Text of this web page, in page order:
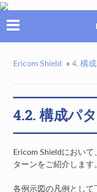
Ericom Shield » 4. 構成
4.2. 構成パ
Ericom Shieldにおい
ターンをご紹介します。
各例示図の凡例として